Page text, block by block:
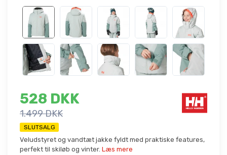
528 DKK
1.499 DKK
SLUTSALG
Veludstyret og vandtæt jakke fyldt med praktiske features,
perfekt til skiløb og vinter. Læs mere